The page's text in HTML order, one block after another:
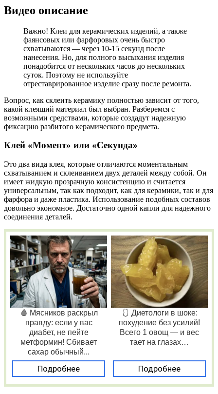
Видео описание
Важно! Клеи для керамических изделий, а также
фаянсовых или фарфоровых очень быстро
схватываются — через 10-15 секунд после
нанесения. Но, для полного высыхания изделия
понадобится от нескольких часов до нескольких
суток. Поэтому не используйте
отреставрированное изделие сразу после ремонта.
Вопрос, как склеить керамику полностью зависит от того,
какой клеящий материал был выбран. Разберемся с
возможными средствами, которые создадут надежную
фиксацию разбитого керамического предмета.
Клей «Момент» или «Секунда»
Это два вида клея, которые отличаются моментальным
схватыванием и склеиванием двух деталей между собой. Он
имеет жидкую прозрачную консистенцию и считается
универсальным, так как подходит, как для керамики, так и для
фарфора и даже пластика. Использование подобных составов
довольно экономное. Достаточно одной капли для надежного
соединения деталей.
🩸 Мясников раскрыл
правду: если у вас
диабет, не пейте
метформин! Сбивает
сахар обычный...
Подробнее
🩱 Диетологи в шоке:
похудение без усилий!
Всего 1 овощ — и вес
тает на глазах…
Подробнее